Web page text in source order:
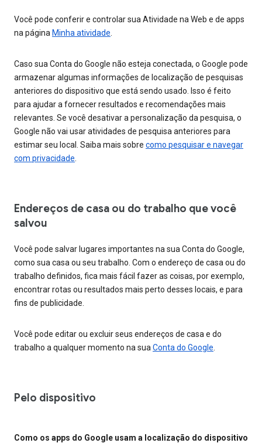
Você pode conferir e controlar sua Atividade na Web e de apps
na página Minha atividade
Caso sua Conta do Google não esteja conectada, o Google pode
armazenar algumas informações de localização de pesquisas
anteriores do dispositivo que está sendo usado. Isso é feito
para ajudar a fornecer resultados e recomendações mais
relevantes. Se você desativar a personalização da pesquisa, o
Google não vai usar atividades de pesquisa anteriores para
estimar seu local. Saiba mais sobre como pesquisar e navegar
com privacidade
Endereços de casa ou do trabalho que você
salvou
Você pode salvar lugares importantes na sua Conta do Google,
como sua casa ou seu trabalho. Com o endereço de casa ou do
trabalho definidos, fica mais fácil fazer as coisas, por exemplo,
encontrar rotas ou resultados mais perto desses locais, e para
fins de publicidade.
Você pode editar ou excluir seus endereços de casa e do
trabalho a qualquer momento na sua Conta do Google
Pelo dispositivo
Como os apps do Google usam a localização do dispositivo